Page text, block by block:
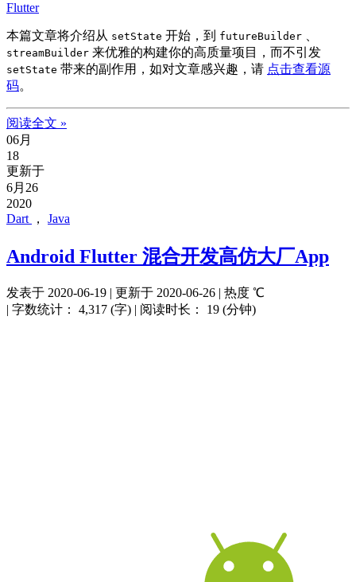
Flutter
本篇文章将介绍从 setState 开始，到 futureBuilder
streamBuilder 来优雅的构建你的高质量项目，而不引发
setState 带来的副作用，如对文章感兴趣，请 点击查看源
码。
阅读全文 »
06月
18
更新于
6月26
2020
Dart
， Java
Android Flutter 混合开发高仿大厂App
发表于 2020-06-19 | 更新于 2020-06-26 | 热度 ℃
| 字数统计： 4,317 (字) | 阅读时长： 19 (分钟)